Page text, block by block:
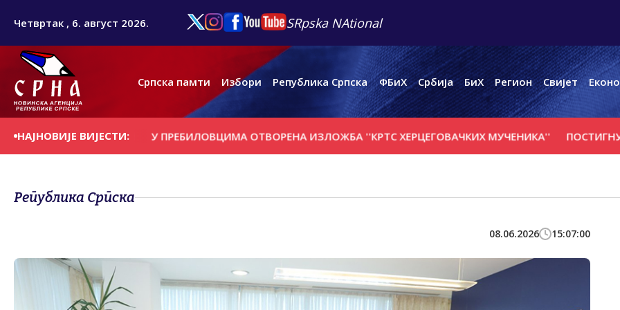
Четвртак , 6. август 2026. SRpska NAtional
Српска памти Избори Република Српска ФБиХ Србија БиХ Регион Свијет
НАЈНОВИЈЕ ВИЈЕСТИ:
ДАНАШЊИ ДАН У ПРЕБИЛОВЦИМА ОTВОРЕНА ИЗЛОЖБА ''КРTС ХЕРЦЕГОВАЧКИХ МУЧЕНИКА'' ПОСТИГНУТ
Република Српска
08.06.2026 15:07:00